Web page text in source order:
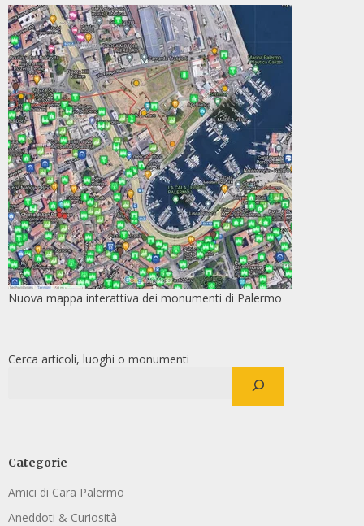
Nuova mappa interattiva dei monumenti di Palermo
Cerca articoli, luoghi o monumenti
Categorie
Amici di Cara Palermo
Aneddoti & Curiosità